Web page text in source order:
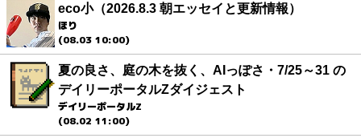
eco小（2026.8.3 朝エッセイと更新情報）
ほり
(08.03 10:00)
夏の良さ、庭の木を抜く、AIっぽさ・7/25～31 の
デイリーポータルZダイジェスト
デイリーポータルZ
(08.02 11:00)